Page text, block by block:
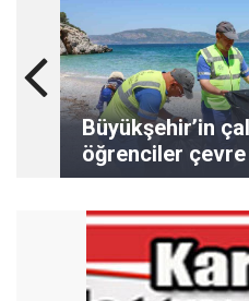
Büyükşehir’in
öğrenciler